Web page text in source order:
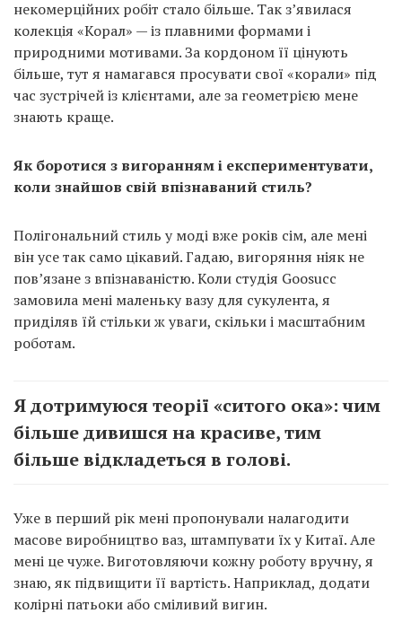
некомерційних робіт стало більше. Так з’явилася
колекція «Корал» — із плавними формами і
природними мотивами. За кордоном її цінують
більше, тут я намагався просувати свої «корали» під
час зустрічей із клієнтами, але за геометрією мене
знають краще.
Як боротися з вигоранням і експериментувати,
коли знайшов свій впізнаваний стиль?
Полігональний стиль у моді вже років сім, але мені
він усе так само цікавий. Гадаю, вигоряння ніяк не
пов’язане з впізнаваністю. Коли студія Goosucc
замовила мені маленьку вазу для сукулента, я
приділяв їй стільки ж уваги, скільки і масштабним
роботам.
Я дотримуюся теорії «ситого ока»: чим
більше дивишся на красиве, тим
більше відкладеться в голові.
Уже в перший рік мені пропонували налагодити
масове виробництво ваз, штампувати їх у Китаї. Але
мені це чуже. Виготовляючи кожну роботу вручну, я
знаю, як підвищити її вартість. Наприклад, додати
колірні патьоки або сміливий вигин.